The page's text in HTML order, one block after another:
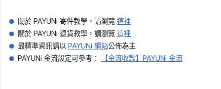
關於 PAYUNi 寄件教學，請瀏覽 這裡
關於 PAYUNi 退貨教學，請瀏覽 這裡
最精準資訊請以 PAYUNi 網站公佈為主
PAYUNi 金流設定可參考：
【金流收款】PAYUNi 金流